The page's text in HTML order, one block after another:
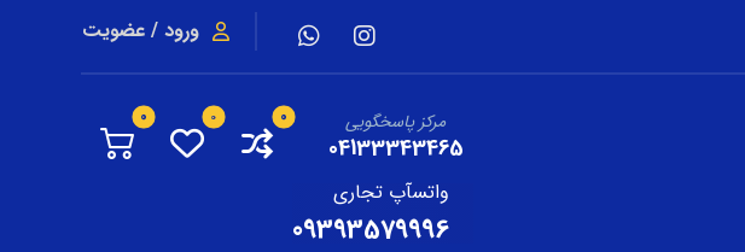
ورود / عضویت
مرکز پاسخگویی
04133343465
واتسآپ تجاری
09393579996